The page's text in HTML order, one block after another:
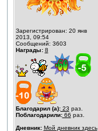
Зарегистрирован: 20 янв
2013, 09:54
Сообщений: 3603
Награды: 8
Благодарил (а):23 раз.
Поблагодарили:66 раз.
Дневник: Мой дневник здесь